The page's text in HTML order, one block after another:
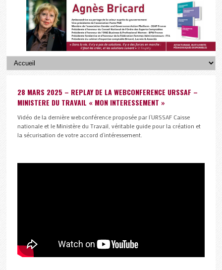
28 MARS 2025 – REPLAY DE LA WEBCONFERENCE URSSAF –
MINISTERE DU TRAVAIL « MON INTERESSEMENT »
Vidéo de la dernière webconférence proposée par l’URSSAF Caisse
nationale et le Ministère du Travail, véritable guide pour la création et
la sécurisation de votre accord d’intéressement.